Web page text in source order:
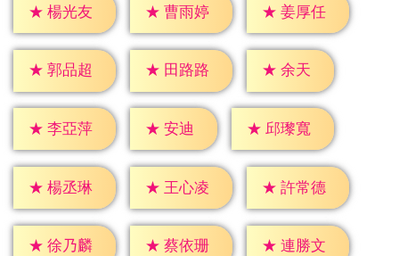
★ 楊光友 ★ 曹雨婷 ★ 姜厚任
★ 郭品超 ★ 田路路 ★ 余天
★ 李亞萍 ★ 安迪 ★ 邱瓈寬
★ 楊丞琳 ★ 王心凌 ★ 許常德
★ 徐乃麟 ★ 蔡依珊 ★ 連勝文